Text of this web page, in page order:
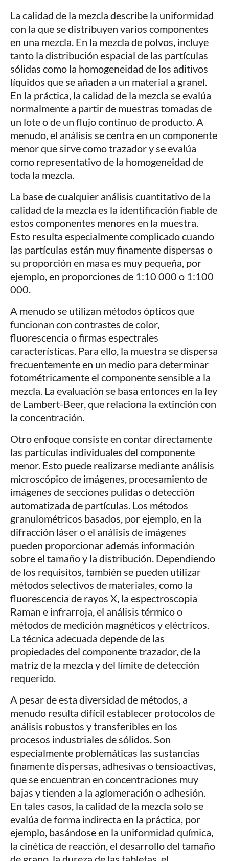
La calidad de la mezcla describe la uniformidad
con la que se distribuyen varios componentes
en una mezcla. En la mezcla de polvos, incluye
tanto la distribución espacial de las partículas
sólidas como la homogeneidad de los aditivos
líquidos que se añaden a un material a granel.
En la práctica, la calidad de la mezcla se evalúa
normalmente a partir de muestras tomadas de
un lote o de un flujo continuo de producto. A
menudo, el análisis se centra en un componente
menor que sirve como trazador y se evalúa
como representativo de la homogeneidad de
toda la mezcla.
La base de cualquier análisis cuantitativo de la
calidad de la mezcla es la identificación fiable de
estos componentes menores en la muestra.
Esto resulta especialmente complicado cuando
las partículas están muy finamente dispersas o
su proporción en masa es muy pequeña, por
ejemplo, en proporciones de 1:10 000 o 1:100
000.
A menudo se utilizan métodos ópticos que
funcionan con contrastes de color,
fluorescencia o firmas espectrales
características. Para ello, la muestra se dispersa
frecuentemente en un medio para determinar
fotométricamente el componente sensible a la
mezcla. La evaluación se basa entonces en la ley
de Lambert-Beer, que relaciona la extinción con
la concentración.
Otro enfoque consiste en contar directamente
las partículas individuales del componente
menor. Esto puede realizarse mediante análisis
microscópico de imágenes, procesamiento de
imágenes de secciones pulidas o detección
automatizada de partículas. Los métodos
granulométricos basados, por ejemplo, en la
difracción láser o el análisis de imágenes
pueden proporcionar además información
sobre el tamaño y la distribución. Dependiendo
de los requisitos, también se pueden utilizar
métodos selectivos de materiales, como la
fluorescencia de rayos X, la espectroscopia
Raman e infrarroja, el análisis térmico o
métodos de medición magnéticos y eléctricos.
La técnica adecuada depende de las
propiedades del componente trazador, de la
matriz de la mezcla y del límite de detección
requerido.
A pesar de esta diversidad de métodos, a
menudo resulta difícil establecer protocolos de
análisis robustos y transferibles en los
procesos industriales de sólidos. Son
especialmente problemáticas las sustancias
finamente dispersas, adhesivas o tensioactivas,
que se encuentran en concentraciones muy
bajas y tienden a la aglomeración o adhesión.
En tales casos, la calidad de la mezcla solo se
evalúa de forma indirecta en la práctica, por
ejemplo, basándose en la uniformidad química,
la cinética de reacción, el desarrollo del tamaño